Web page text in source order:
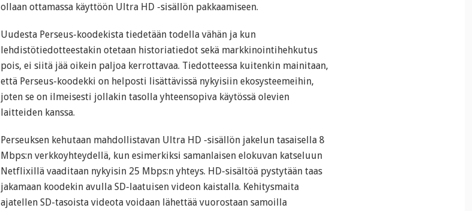
ollaan ottamassa käyttöön Ultra HD -sisällön pakkaamiseen.
Uudesta Perseus-koodekista tiedetään todella vähän ja kun
lehdistötiedotteestakin otetaan historiatiedot sekä markkinointihehkutus
pois, ei siitä jää oikein paljoa kerrottavaa. Tiedotteessa kuitenkin mainitaan,
että Perseus-koodekki on helposti lisättävissä nykyisiin ekosysteemeihin,
joten se on ilmeisesti jollakin tasolla yhteensopiva käytössä olevien
laitteiden kanssa.
Perseuksen kehutaan mahdollistavan Ultra HD -sisällön jakelun tasaisella 8
Mbps:n verkkoyhteydellä, kun esimerkiksi samanlaisen elokuvan katseluun
Netflixillä vaaditaan nykyisin 25 Mbps:n yhteys. HD-sisältöä pystytään taas
jakamaan koodekin avulla SD-laatuisen videon kaistalla. Kehitysmaita
ajatellen SD-tasoista videota voidaan lähettää vuorostaan samoilla